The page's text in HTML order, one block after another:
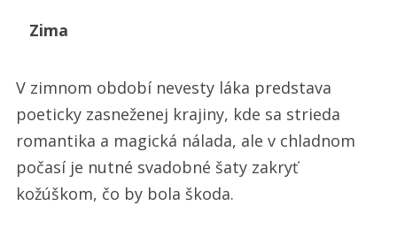
Zima
V zimnom období nevesty láka predstava
poeticky zasneženej krajiny, kde sa strieda
romantika a magická nálada, ale v chladnom
počasí je nutné svadobné šaty zakryť
kožúškom, čo by bola škoda.